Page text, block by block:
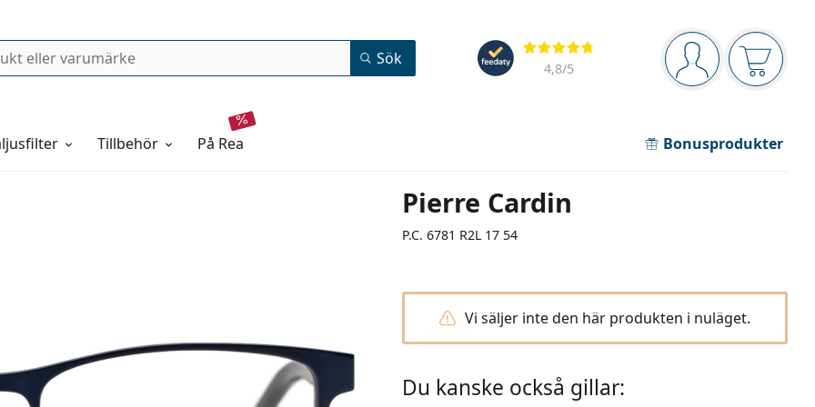
Navigeringsmeny
Du är inloggad
Recensioner
4,8/5
Sök
Tillbehör på rea Bonusprodukter
Pierre Cardin
P.C. 6781 R2L 17 54
Vi säljer inte den här produkten i nuläget.
Du kanske också gillar: